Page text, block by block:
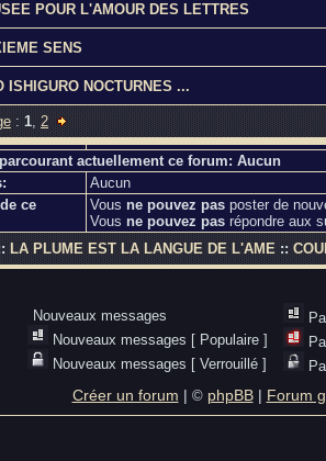
POUR L'AMOUR DES LETTRES
SENS
ISHIGURO NOCTURNES ...
:1,2
actuellement ce forum: Aucun
Aucun
ce
Vous ne pouvez pas poster de
Vous ne pouvez pas répondre aux
LA PLUME EST LA LANGUE DE L'AME::
Nouveaux messages
Nouveaux messages [ Populaire ]
Nouveaux messages [ Verrouillé ]
Créer un forum | © phpBB| Forum